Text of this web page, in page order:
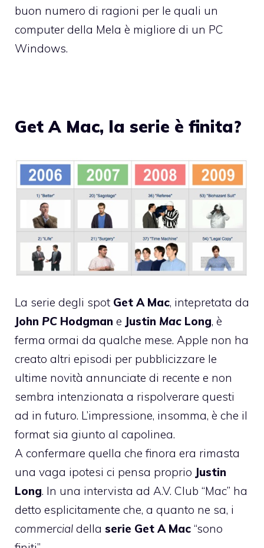
buon numero di ragioni per le quali un
computer della Mela è migliore di un PC
Windows.
Get A Mac, la serie è finita?
La serie degli spot Get A Mac, intepretata da
John PC Hodgman e Justin Mac Long, è
ferma ormai da qualche mese. Apple non ha
creato altri episodi per pubblicizzare le
ultime novità annunciate di recente e non
sembra intenzionata a rispolverare questi
ad in futuro. L’impressione, insomma, è che il
format sia giunto al capolinea.
A confermare quella che finora era rimasta
una vaga ipotesi ci pensa proprio Justin
Long. In una intervista ad A.V. Club “Mac” ha
detto esplicitamente che, a quanto ne sa, i
commercial della serie Get A Mac “sono